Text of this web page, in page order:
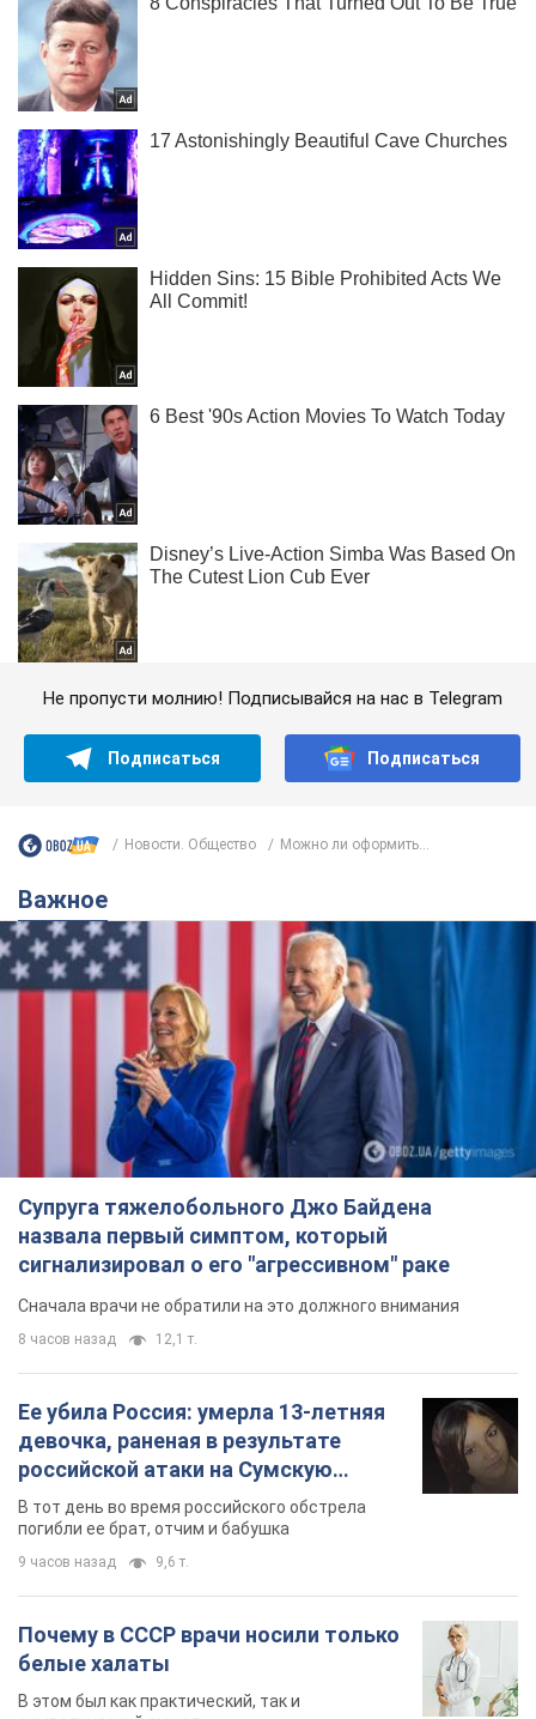
Не пропусти молнию! Подписывайся на нас в Telegram
Подписаться Подписаться
Новости. Общество Можно ли оформить...
Важное
Супруга тяжелобольного Джо Байдена
назвала первый симптом, который
сигнализировал о его "агрессивном" раке
Сначала врачи не обратили на это должного внимания
8 часов назад 12,1 т.
Ее убила Россия: умерла 13-летняя
девочка, раненая в результате
российской атаки на Сумскую
область. Фото
В тот день во время российского обстрела
погибли ее брат, отчим и бабушка
9 часов назад 9,6 т.
Почему в СССР врачи носили только
белые халаты
В этом был как практический, так и